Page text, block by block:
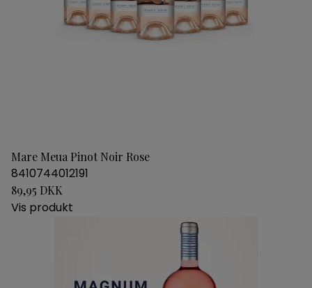
Mare Meua Pinot Noir Rose
8410744012191
89,95 DKK
Vis produkt